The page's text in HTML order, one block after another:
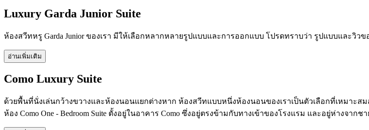
Luxury Garda Junior Suite
ห้องสวีทหรู Garda Junior ของเรา มีให้เลือกหลากหลายรูปแบบและการออกแบบ โปรดทราบว่า รูปแบบและวิ
อ่านเพิ่มเติม
Como Luxury Suite
ด้วยพื้นที่นั่งเล่นกว้างขวางและห้องนอนแยกต่างหาก ห้องสวีทแบบหนึ่งห้องนอนของเราเป็นตัวเลือกที่เหมาะส
ห้อง Como One - Bedroom Suite ตั้งอยู่ในอาคาร Como ซึ่งอยู่ตรงข้ามกับทางเข้าของโรงแรม และอยู่ห่างจาก